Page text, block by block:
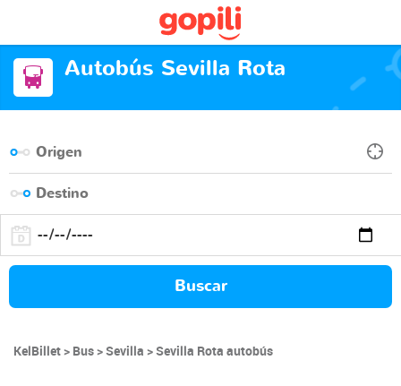
Autobús Sevilla Rota
Buscar
KelBillet Bus Sevilla Sevilla Rota autobús